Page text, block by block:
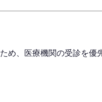
ため、医療機関の受診を優